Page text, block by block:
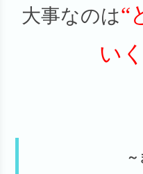
大事なのは“
い
～